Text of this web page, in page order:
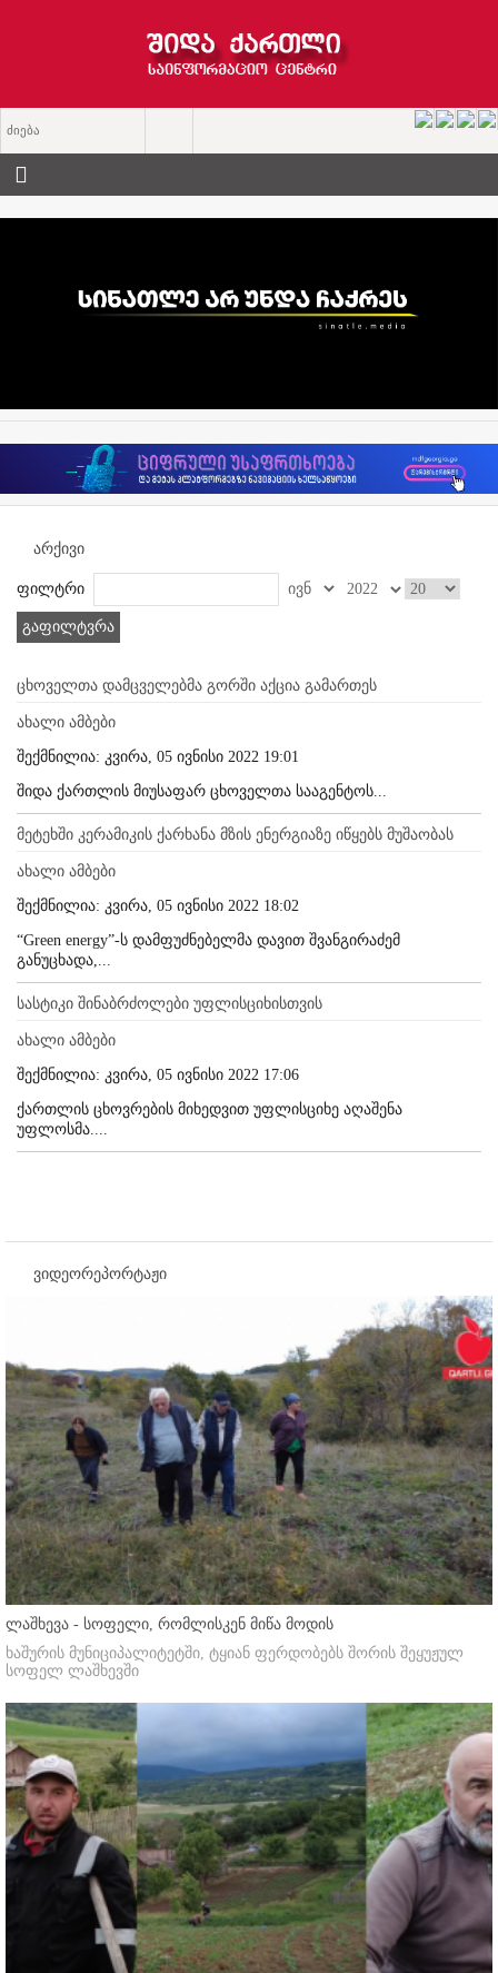
არქივი
ფილტრი
გაფილტვრა
ცხოველთა დამცველებმა გორში აქცია გამართეს
ახალი ამბები
შექმნილია: კვირა, 05 ივნისი 2022 19:01
შიდა ქართლის მიუსაფარ ცხოველთა სააგენტოს...
მეტეხში კერამიკის ქარხანა მზის ენერგიაზე იწყებს მუშაობას
ახალი ამბები
შექმნილია: კვირა, 05 ივნისი 2022 18:02
“Green energy”-ს დამფუძნებელმა დავით შვანგირაძემ
განუცხადა,...
სასტიკი შინაბრძოლები უფლისციხისთვის
ახალი ამბები
შექმნილია: კვირა, 05 ივნისი 2022 17:06
ქართლის ცხოვრების მიხედვით უფლისციხე აღაშენა
უფლოსმა....
ვიდეორეპორტაჟი
ლაშხევა - სოფელი, რომლისკენ მიწა მოდის
ხაშურის მუნიციპალიტეტში, ტყიან ფერდობებს შორის შეყუჟულ
სოფელ ლაშხევში